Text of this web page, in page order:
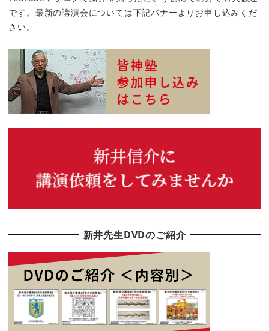
です。最新の講演会については下記バナーよりお申し込みくだ
さい。
新井先生DVDのご紹介